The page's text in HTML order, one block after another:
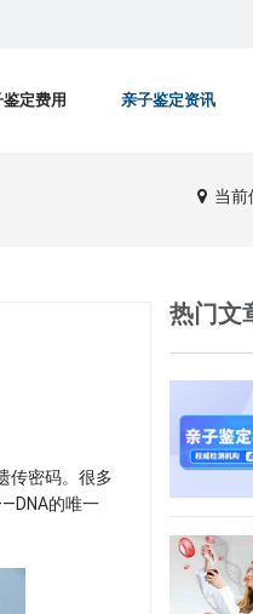
定费用 亲子鉴定资讯
当前
传密码。很多
的唯一
热门文